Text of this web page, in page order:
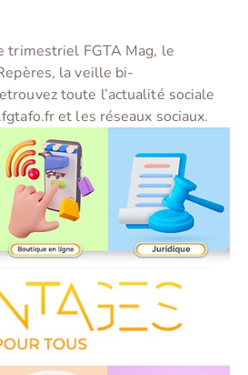
trimestriel FGTA Mag, le
la veille bi-
toute l’actualité sociale
et les réseaux sociaux.